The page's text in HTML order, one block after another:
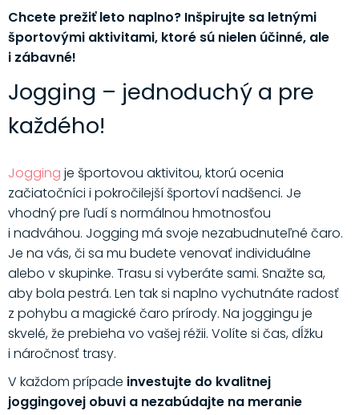
Chcete prežiť leto naplno? Inšpirujte sa letnými
športovými aktivitami, ktoré sú nielen účinné, ale
i zábavné!
Jogging – jednoduchý a pre
každého!
Jogging je športovou aktivitou, ktorú ocenia
začiatočníci i pokročilejší športoví nadšenci. Je
vhodný pre ľudí s normálnou hmotnosťou
i nadváhou. Jogging má svoje nezabudnuteľné čaro.
Je na vás, či sa mu budete venovať individuálne
alebo v skupinke. Trasu si vyberáte sami. Snažte sa,
aby bola pestrá. Len tak si naplno vychutnáte radosť
z pohybu a magické čaro prírody. Na joggingu je
skvelé, že prebieha vo vašej réžii. Volíte si čas, dĺžku
i náročnosť trasy.
V každom prípade investujte do kvalitnej
joggingovej obuvi a nezabúdajte na meranie